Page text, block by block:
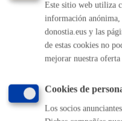
Avisos, denuncias,
peligrosos
Servicios sociales
personas mayores,
Este sitio web utiliza
información anónima,
donostia.eus y las
de estas cookies no
mejorar nuestra oferta
Cookies de
Los socios